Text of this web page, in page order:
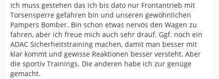
Ich muss gestehen das ich bis dato nur Frontantrieb mit
Torsensperre gefahren bin und unseren gewöhnlichen
Pampers Bomber. Bin schon etwas nervös den Wagen zu
fahren, aber ich freue mich auch sehr drauf. Ggf. noch ein
ADAC Sicherheitstraining machen, damit man besser mit
klar kommt und gewisse Reaktionen besser versteht. Aber
die sportiv Trainings. Die anderen habe ich zur genüge
gemacht.